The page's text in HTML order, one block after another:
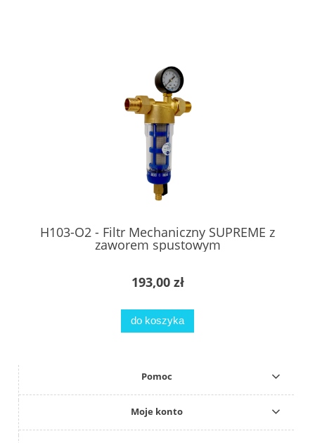
H103-O2 - Filtr Mechaniczny SUPREME z
zaworem spustowym
193,00 zł
do koszyka
Pomoc
Moje konto